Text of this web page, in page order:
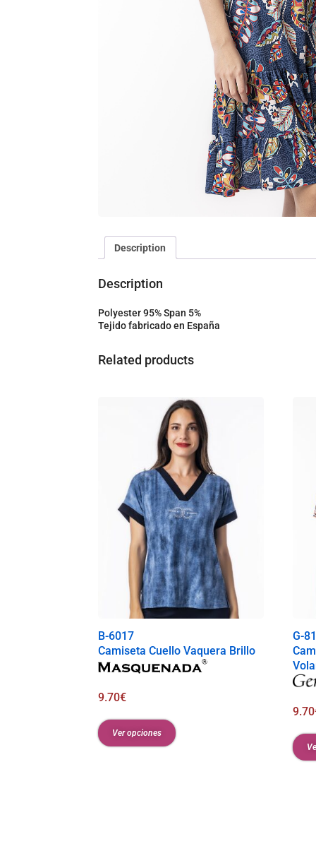
Description
Description
Polyester 95% Span 5%
Tejido fabricado en España
Related products
B-6017
Camiseta Cuello Vaquera Brillo
9.70€
Ver opciones
G-
9.70